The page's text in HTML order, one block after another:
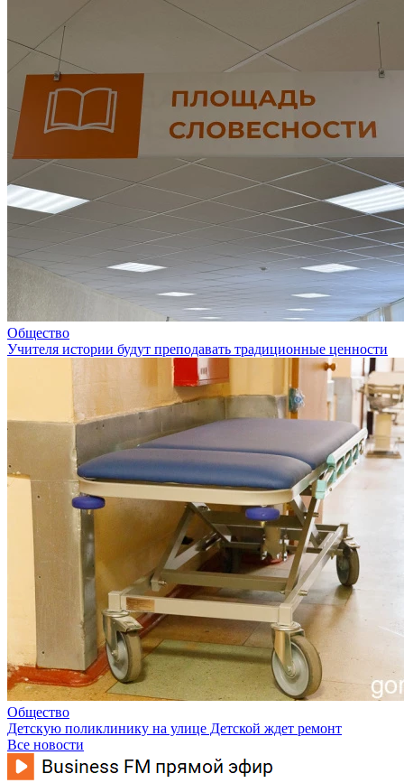
Общество
Учителя истории будут преподавать традиционные ценности
Общество
Детскую поликлинику на улице Детской ждет ремонт
Все новости